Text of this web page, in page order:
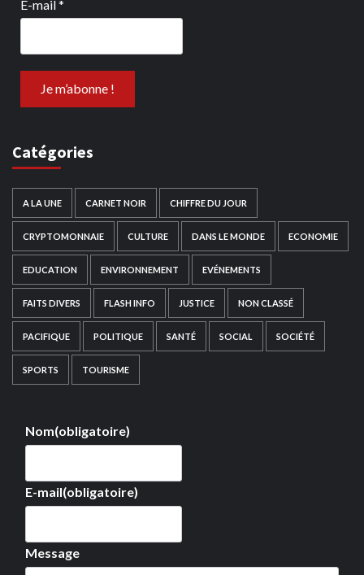
E-mail*
Catégories
A LA UNE CARNET NOIR CHIFFRE DU JOUR
CRYPTOMONNAIE CULTURE DANS LE MONDE ECONOMIE
EDUCATION ENVIRONNEMENT EVÉNEMENTS
FAITS DIVERS FLASH INFO JUSTICE NON CLASSÉ
PACIFIQUE POLITIQUE SANTÉ SOCIAL SOCIÉTÉ
SPORTS TOURISME
Nom(obligatoire)
E-mail(obligatoire)
Message